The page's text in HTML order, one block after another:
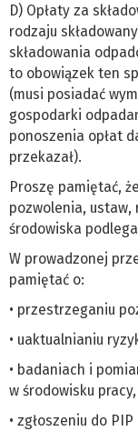
D) Opłaty za
rodzaju
składowania
to obowiązek ten
(musi posiadać
gospodarki
ponoszenia opłat
przekazał).
Proszę pamiętać,
pozwolenia,
środowiska
W prowadzonej
pamiętać o:
• przestrzeganiu
• uaktualnianiu
• badaniach i
w środowisku pracy,
• zgłoszeniu do